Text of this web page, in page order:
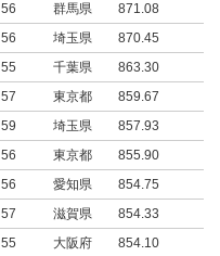
56 群馬県
871.08
56 埼玉県
870.45
55 千葉県
863.30
57 東京都
859.67
59 埼玉県
857.93
56 東京都
855.90
56 愛知県
854.75
57 滋賀県
854.33
55 大阪府
854.10